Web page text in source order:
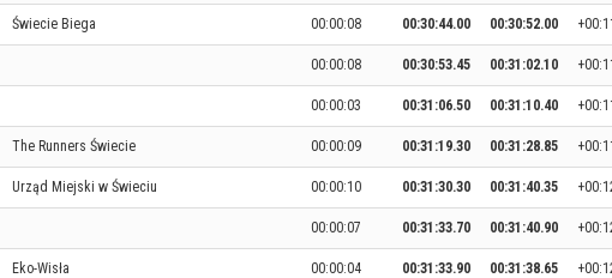
Świecie Biega 00:00:08 00:30:44.00 00:30:52.00
00:00:08 00:30:53.45 00:31:02.10
00:00:03 00:31:06.50 00:31:10.40
The Runners Świecie 00:00:09 00:31:19.30 00:31:28.85
Urząd Miejski w Świeciu 00:00:10 00:31:30.30 00:31:40.35
00:00:07 00:31:33.70 00:31:40.90
Eko-Wisła 00:00:04 00:31:33.90 00:31:38.65